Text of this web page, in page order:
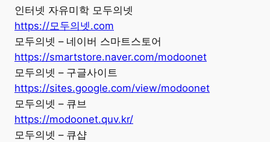
인터넷 자유미학 모두의넷
https://모두의넷.com
모두의넷 – 네이버 스마트스토어
https://smartstore.naver.com/modoonet
모두의넷 – 구글사이트
https://sites.google.com/view/modoonet
모두의넷 – 큐브
https://modoonet.quv.kr/
모두의넷 – 큐샵